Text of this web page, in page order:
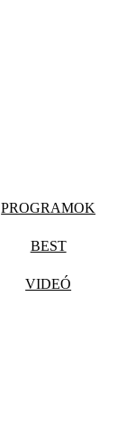
PROGRAMOK
BEST
VIDEÓ